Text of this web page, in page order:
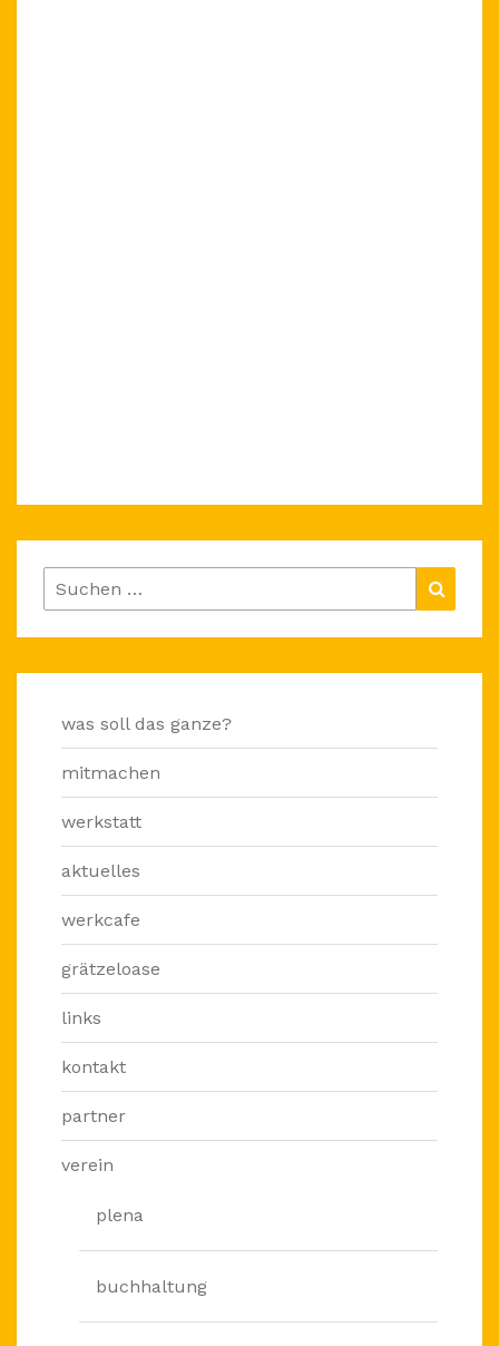
Suchen
nach:
was soll das ganze?
mitmachen
werkstatt
aktuelles
werkcafe
grätzeloase
links
kontakt
partner
verein
plena
buchhaltung